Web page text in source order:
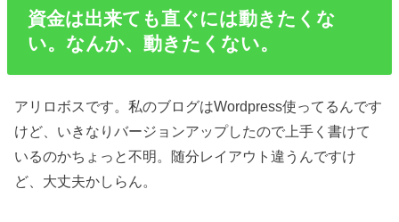
資金は出来ても直ぐには動きたくな
い。なんか、動きたくない。
アリロボスです。私のブログはWordpress使ってるんです
けど、いきなりバージョンアップしたので上手く書けて
いるのかちょっと不明。随分レイアウト違うんですけ
ど、大丈夫かしらん。